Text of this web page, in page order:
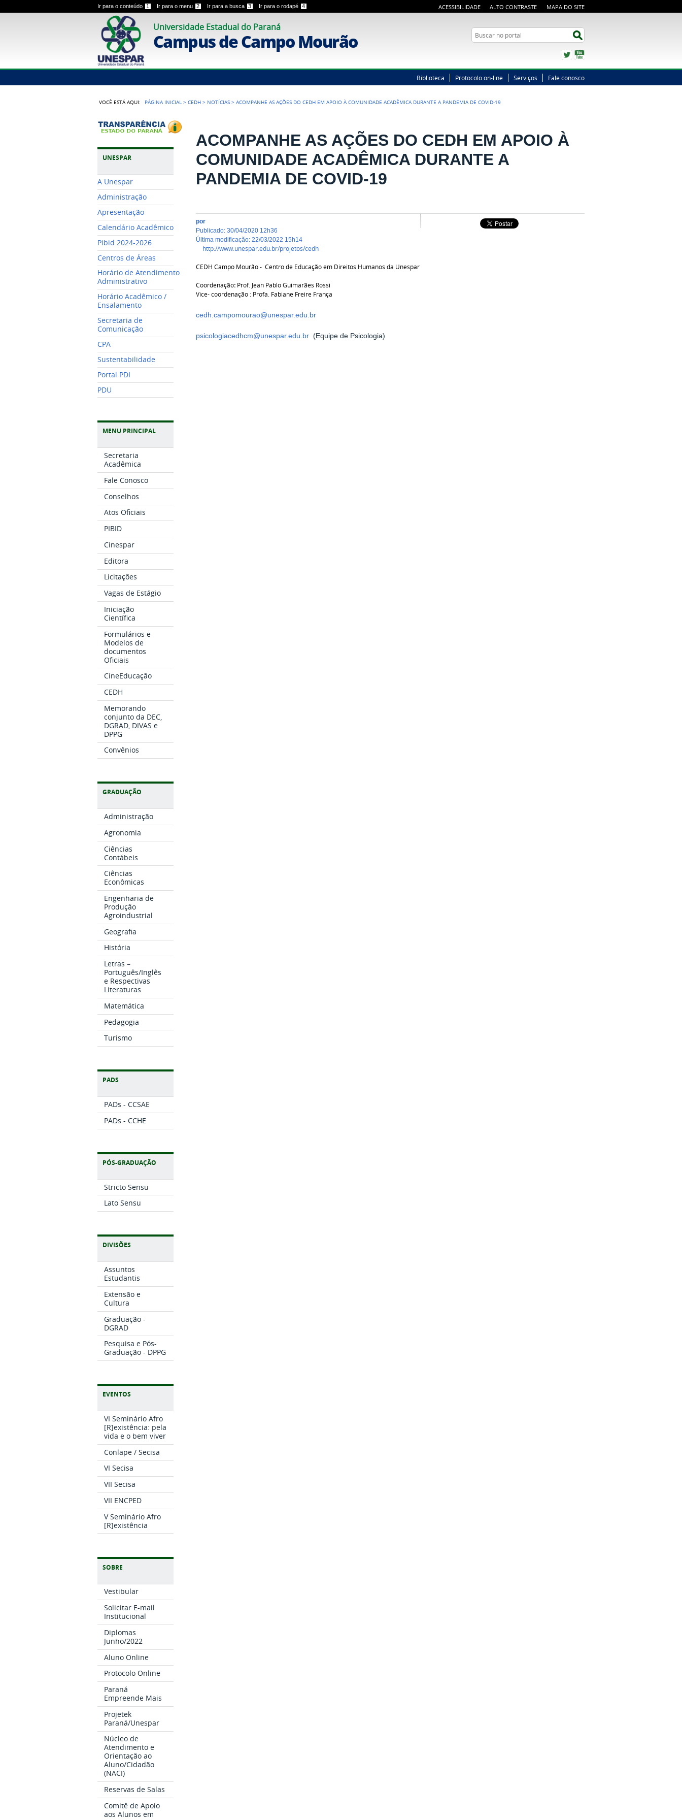
Ir para o conteúdo 1 Ir para o menu 2 Ir para a busca 3 Ir para o rodapé 4 ACESSIBILIDADE ALTO CONTRASTE MAPA DO SITE
Universidade Estadual do Paraná
Campus de Campo Mourão Busca
Twitter
Biblioteca Protocolo on-line Serviços Fale conosco
VOCÊ ESTÁ AQUI: PÁGINA INICIAL >CEDH > NOTÍCIAS >ACOMPANHE AS AÇÕES DO CEDH EM APOIO À COMUNIDADE ACADÊMICA DURANTE A PANDEMIA DE COVID-19
UNESPAR
A Unespar
Administração
Apresentação
Calendário Acadêmico
Pibid 2024-2026
Centros de Áreas
Horário de Atendimento
Administrativo
Horário Acadêmico /
Ensalamento
Secretaria de
Comunicação
CPA
Sustentabilidade
Portal PDI
PDU
MENU PRINCIPAL
Secretaria
Acadêmica
Fale Conosco
Conselhos
Atos Oficiais
PIBID
Cinespar
Editora
Licitações
Vagas de Estágio
Iniciação
Científica
Formulários e
Modelos de
documentos
Oficiais
CineEducação
CEDH
Memorando
conjunto da DEC,
DGRAD, DIVAS e
DPPG
Convênios
GRADUAÇÃO
Administração
Agronomia
Ciências
Contábeis
Ciências
Econômicas
Engenharia de
Produção
Agroindustrial
Geografia
História
Letras –
Português/Inglês
e Respectivas
Literaturas
Matemática
Pedagogia
Turismo
PADS
PADs - CCSAE
PADs - CCHE
PÓS-GRADUAÇÃO
Stricto Sensu
Lato Sensu
DIVISÕES
Assuntos
Estudantis
Extensão e
Cultura
Graduação -
DGRAD
Pesquisa e Pós-
Graduação - DPPG
EVENTOS
VI Seminário Afro
[R]existência: pela
vida e o bem viver
Conlape / Secisa
VI Secisa
VII Secisa
VII ENCPED
V Seminário Afro
[R]existência
SOBRE
Vestibular
Solicitar E-mail
Institucional
Diplomas
Junho/2022
Aluno Online
Protocolo Online
Paraná
Empreende Mais
Projetek
Paraná/Unespar
Núcleo de
Atendimento e
Orientação ao
Aluno/Cidadão
(NACI)
Reservas de Salas
Comitê de Apoio
aos Alunos em
ACOMPANHE AS AÇÕES DO CEDH EM APOIO À
COMUNIDADE ACADÊMICA DURANTE A
PANDEMIA DE COVID-19
por
publicado:30/04/2020 12h36
última modificação:22/03/2022 15h14
http://www.unespar.edu.br/projetos/cedh
CEDH Campo Mourão - Centro de Educação em Direitos Humanos da Unespar
Coordenação: Prof. Jean Pablo Guimarães Rossi
Vice- coordenação : Profa. Fabiane Freire França
cedh.campomourao@unespar.edu.br
psicologiacedhcm@unespar.edu.br (Equipe de Psicologia)